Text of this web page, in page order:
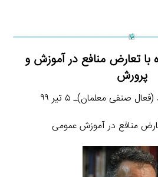
با تعارض منافع در آموزش و
پرورش
(فعال صنفی معلمان)‏ـ ۵ تیر ۹۹
منافع در آموزش عمومی